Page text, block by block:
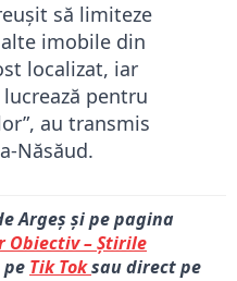
să limiteze
imobile din
localizat, iar
pentru
au transmis
Năsăud.
Argeș și pe pagina
Obiectiv – Știrile
pe Tik Toksau direct pe